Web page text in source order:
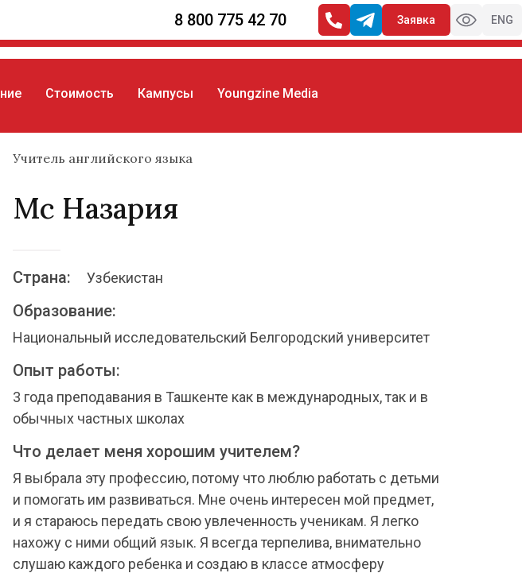
8 800 775 42 70 Заявка ENG
Стоимость Кампусы Youngzine Media
Учитель английского языка
Мс Назария
Страна: Узбекистан
Образование:
Национальный исследовательский Белгородский университет
Опыт работы:
3 года преподавания в Ташкенте как в международных, так и в
обычных частных школах
Что делает меня хорошим учителем?
Я выбрала эту профессию, потому что люблю работать с детьми
и помогать им развиваться. Мне очень интересен мой предмет,
и я стараюсь передать свою увлеченность ученикам. Я легко
нахожу с ними общий язык. Я всегда терпелива, внимательно
слушаю каждого ребенка и создаю в классе атмосферу